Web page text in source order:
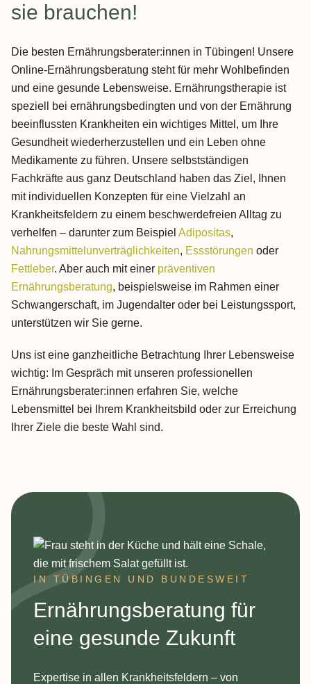
sie brauchen!
Die besten Ernährungsberater:innen in Tübingen! Unsere
Online-Ernährungsberatung steht für mehr Wohlbefinden
und eine gesunde Lebensweise. Ernährungstherapie ist
speziell bei ernährungsbedingten und von der Ernährung
beeinflussten Krankheiten ein wichtiges Mittel, um Ihre
Gesundheit wiederherzustellen und ein Leben ohne
Medikamente zu führen. Unsere selbstständigen
Fachkräfte aus ganz Deutschland haben das Ziel, Ihnen
mit individuellen Konzepten für eine Vielzahl an
Krankheitsfeldern zu einem beschwerdefreien Alltag zu
verhelfen – darunter zum Beispiel Adipositas,
Nahrungsmittelunverträglichkeiten, Essstörungen oder
Fettleber. Aber auch mit einer präventiven
Ernährungsberatung, beispielsweise im Rahmen einer
Schwangerschaft, im Jugendalter oder bei Leistungssport,
unterstützen wir Sie gerne.
Uns ist eine ganzheitliche Betrachtung Ihrer Lebensweise
wichtig: Im Gespräch mit unseren professionellen
Ernährungsberater:innen erfahren Sie, welche
Lebensmittel bei Ihrem Krankheitsbild oder zur Erreichung
Ihrer Ziele die beste Wahl sind.
IN TÜBINGEN UND BUNDESWEIT
:
Ernährungsberatung für
eine gesunde Zukunft
Expertise in allen Krankheitsfeldern – von